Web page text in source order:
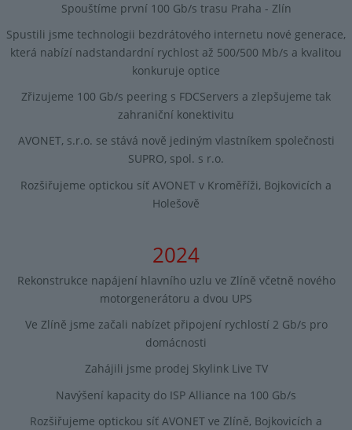
Spouštíme první 100 Gb/s trasu Praha - Zlín
Spustili jsme technologii bezdrátového internetu nové generace,
která nabízí nadstandardní rychlost až 500/500 Mb/s a kvalitou
konkuruje optice
Zřizujeme 100 Gb/s peering s FDCServers a zlepšujeme tak
zahraniční konektivitu
AVONET, s.r.o. se stává nově jediným vlastníkem společnosti
SUPRO, spol. s r.o.
Rozšiřujeme optickou síť AVONET v Kroměříži, Bojkovicích a
Holešově
2024
Rekonstrukce napájení hlavního uzlu ve Zlíně včetně nového
motorgenerátoru a dvou UPS
Ve Zlíně jsme začali nabízet připojení rychlostí 2 Gb/s pro
domácnosti
Zahájili jsme prodej Skylink Live TV
Navýšení kapacity do ISP Alliance na 100 Gb/s
Rozšiřujeme optickou síť AVONET ve Zlíně, Bojkovicích a